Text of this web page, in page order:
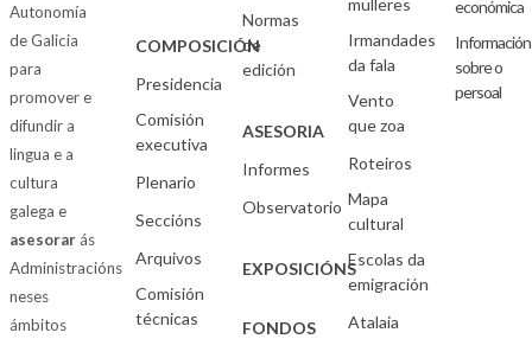
Autonomía
de Galicia
para
promover e
difundir a
lingua e a
cultura
galega e
asesorarás
Administracións
neses
ámbitos
COMPOSICIÓN
Presidencia
Comisión
executiva
Plenario
Seccións
Arquivos
Comisión
técnicas
Normas
de
edición
ASESORIA
Informes
Observatorio
EXPOSICIÓNS
FONDOS
mulleres
Irmandades
da fala
Vento
que zoa
Roteiros
Mapa
cultural
Escolas da
emigración
Atalaia
económica
Información
sobre o
persoal